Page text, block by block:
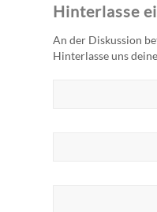
Hinterlasse
An der Diskussion
Hinterlasse uns